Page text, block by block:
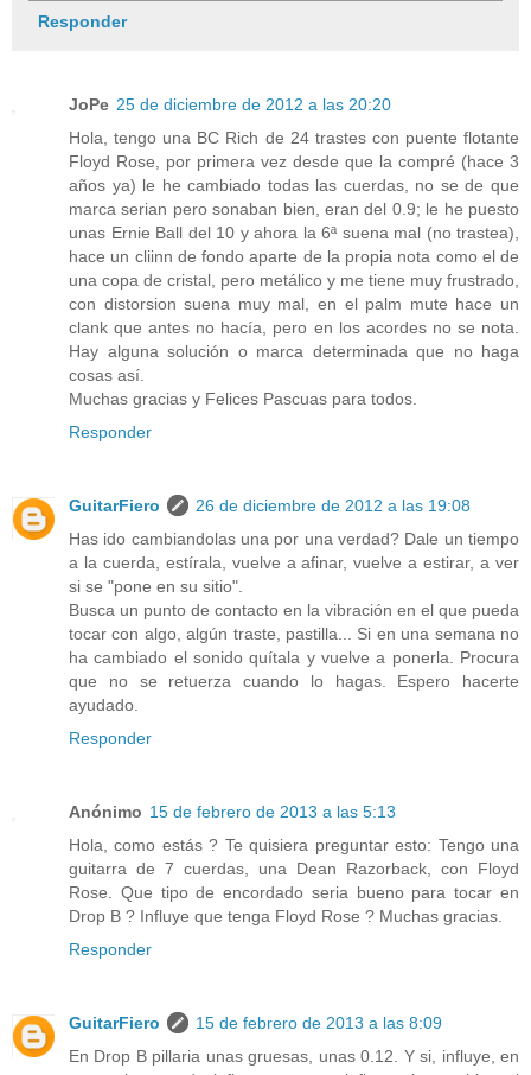
Responder
JoPe 25 de diciembre de 2012 a las 20:20
Hola, tengo una BC Rich de 24 trastes con puente flotante
Floyd Rose, por primera vez desde que la compré (hace 3
años ya) le he cambiado todas las cuerdas, no se de que
marca serian pero sonaban bien, eran del 0.9; le he puesto
unas Ernie Ball del 10 y ahora la 6ª suena mal (no trastea),
hace un cliinn de fondo aparte de la propia nota como el de
una copa de cristal, pero metálico y me tiene muy frustrado,
con distorsion suena muy mal, en el palm mute hace un
clank que antes no hacía, pero en los acordes no se nota.
Hay alguna solución o marca determinada que no haga
cosas así.
Muchas gracias y Felices Pascuas para todos.
Responder
GuitarFiero
26 de diciembre de 2012 a las 19:08
Has ido cambiandolas una por una verdad? Dale un tiempo
a la cuerda, estírala, vuelve a afinar, vuelve a estirar, a ver
si se "pone en su sitio".
Busca un punto de contacto en la vibración en el que pueda
tocar con algo, algún traste, pastilla... Si en una semana no
ha cambiado el sonido quítala y vuelve a ponerla. Procura
que no se retuerza cuando lo hagas. Espero hacerte
ayudado.
Responder
Anónimo 15 de febrero de 2013 a las 5:13
Hola, como estás ? Te quisiera preguntar esto: Tengo una
guitarra de 7 cuerdas, una Dean Razorback, con Floyd
Rose. Que tipo de encordado seria bueno para tocar en
Drop B ? Influye que tenga Floyd Rose ? Muchas gracias.
Responder
GuitarFiero
15 de febrero de 2013 a las 8:09
En Drop B pillaria unas gruesas, unas 0.12. Y si, influye, en